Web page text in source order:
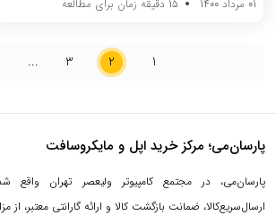
01 مرداد 1400 15 دقیقه زمان برای مطالعه
1
2
3
...
پارسان‌می؛ مرکز خرید اپل و مایکروسافت
پارسان‌می، در مجتمع کامپیوتر ولیعصر تهران واقع
ارسال‌سریع‌کالا، ضمانت بازگشت کالا و ارائه گارانتی معتبر، از